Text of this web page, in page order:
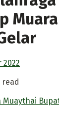
2022
read